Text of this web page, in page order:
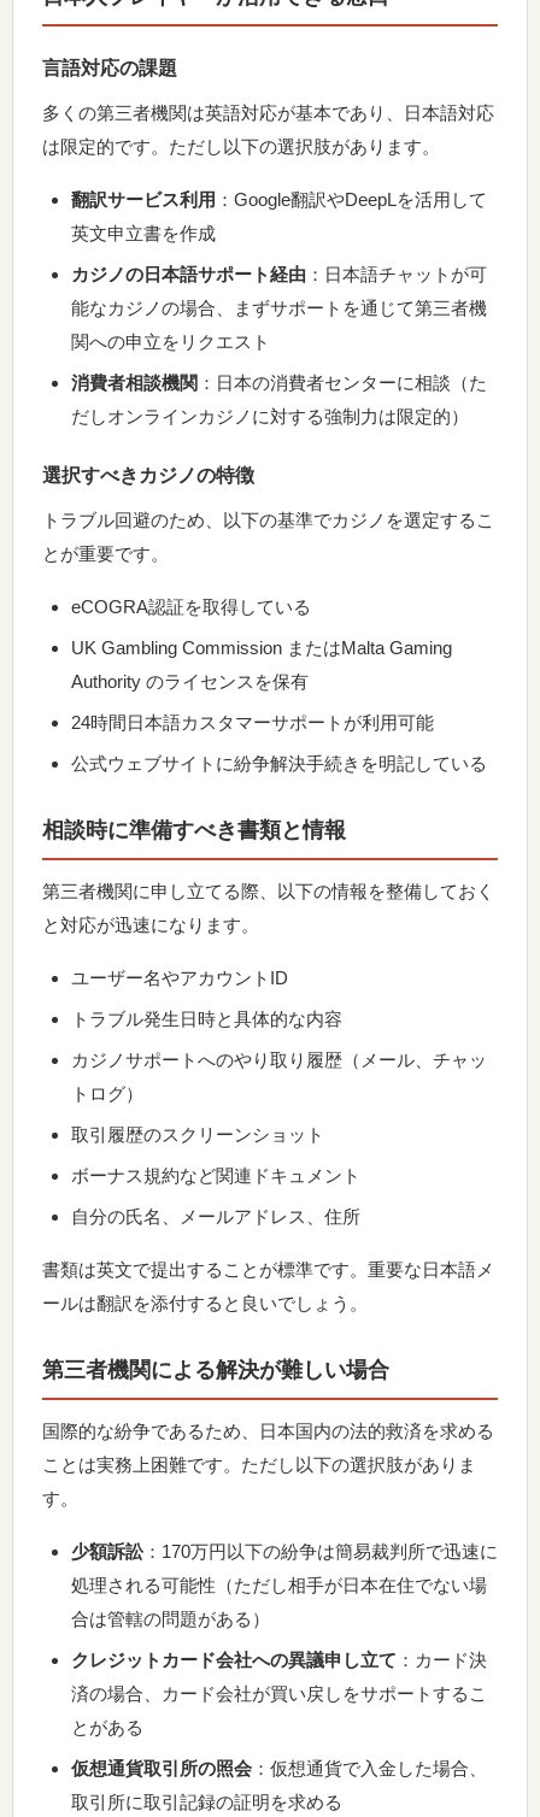
言語対応の課題
多くの第三者機関は英語対応が基本であり、日本語対応
は限定的です。ただし以下の選択肢があります。
翻訳サービス利用 ：Google翻訳やDeepLを活用して
英文申立書を作成
カジノの日本語サポート経由 ：日本語チャットが可
能なカジノの場合、まずサポートを通じて第三者機
関への申立をリクエスト
消費者相談機関 ：日本の消費者センターに相談（た
だしオンラインカジノに対する強制力は限定的）
選択すべきカジノの特徴
トラブル回避のため、以下の基準でカジノを選定するこ
とが重要です。
eCOGRA認証を取得している
UK Gambling Commission またはMalta Gaming
Authority のライセンスを保有
24時間日本語カスタマーサポートが利用可能
公式ウェブサイトに紛争解決手続きを明記している
相談時に準備すべき書類と情報
第三者機関に申し立てる際、以下の情報を整備しておく
と対応が迅速になります。
ユーザー名やアカウントID
トラブル発生日時と具体的な内容
カジノサポートへのやり取り履歴（メール、チャッ
トログ）
取引履歴のスクリーンショット
ボーナス規約など関連ドキュメント
自分の氏名、メールアドレス、住所
書類は英文で提出することが標準です。重要な日本語メ
ールは翻訳を添付すると良いでしょう。
第三者機関による解決が難しい場合
国際的な紛争であるため、日本国内の法的救済を求める
ことは実務上困難です。ただし以下の選択肢がありま
す。
少額訴訟 ：170万円以下の紛争は簡易裁判所で迅速に
処理される可能性（ただし相手が日本在住でない場
合は管轄の問題がある）
クレジットカード会社への異議申し立て ：カード決
済の場合、カード会社が買い戻しをサポートするこ
とがある
仮想通貨取引所の照会 ：仮想通貨で入金した場合、
取引所に取引記録の証明を求める